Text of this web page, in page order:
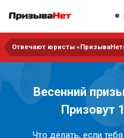
Отвечают юристы
Весенний
Призовут
Что делать, если